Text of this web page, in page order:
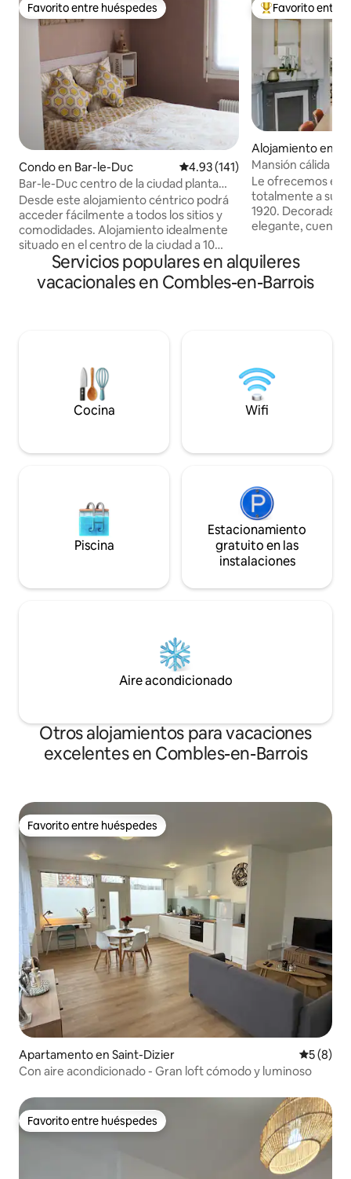
Favorito entre huéspedes
Favorito entre huéspedes
Condo en Bar-le-Duc Calificación promedio: 4.93 de
4.93 (141)
Bar-le-Duc centro de la ciudad planta
baja F2
Desde este alojamiento céntrico podrá
acceder fácilmente a todos los sitios y
comodidades. Alojamiento idealmente
situado en el centro de la ciudad a 10
minutos a pie de la estación de tren y la
posibilidad de tomar el autobús a Meuse
Tgv. Cerca de todos los comercios útiles,
dormitorio tranquilo. Se ofrece un
desayuno ligero: café, té, biscotes y
Favorito entre
Favorito entre
Alojamiento en
gne
Mansión cálida y
Le ofrecemos
totalmente a su
1920. Decorada
elegante, cuenta
gama: cocina
habitaciones
cama supletoria),
gran jardín
Servicios populares en alquileres
vacacionales en Combles-en-Barrois
Cocina Wifi
Piscina
Estacionamiento
gratuito en las
instalaciones
Aire acondicionado
Otros alojamientos para vacaciones
excelentes en Combles-en-Barrois
Favorito entre huéspedes
Favorito entre huéspedes
Apartamento en Saint-Dizier
5 (8)
Con aire acondicionado - Gran loft cómodo y luminoso
Favorito entre huéspedes
Favorito entre huéspedes